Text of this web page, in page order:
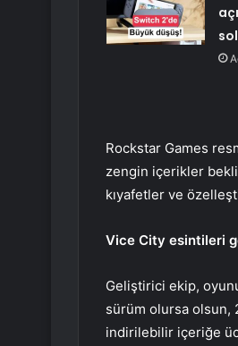
​Rockstar Games
zengin içerikler
kıyafetler ve
​Vice City esintileri
​Geliştirici ekip,
sürüm olursa olsun,
indirilebilir içeriğe